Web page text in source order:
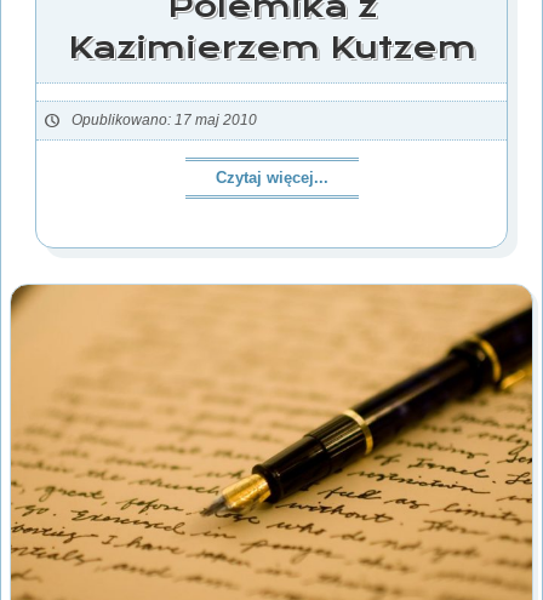
Kazimierzem Kutzem
Opublikowano: 17 maj 2010
Czytaj więcej...